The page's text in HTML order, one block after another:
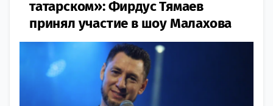
татарском»: Фирдус Тямаев
принял участие в шоу Малахова